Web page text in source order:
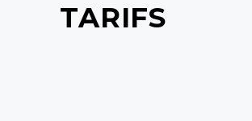
TARIFS